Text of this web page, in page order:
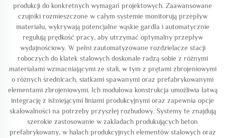
produkcji do konkretnych wymagań projektowych. Zaawansowane
czujniki rozmieszczone w całym systemie monitorują przepływ
materiału, wykrywają potencjalne wąskie gardła i automatycznie
regulują prędkość pracy, aby utrzymać optymalny przepływ
wydajnościowy. W pełni zautomatyzowane rozdzielacze stacji
roboczych do klatek stalowych doskonale radzą sobie z różnymi
materiałami wzmacniającymi ze stali, w tym z prętami zbrojeniowymi
o różnych średnicach, siatkami spawanymi oraz prefabrykowanymi
elementami zbrojeniowymi. Ich modułowa konstrukcja umożliwia łatwą
integrację z istniejącymi liniami produkcyjnymi oraz zapewnia opcje
skalowalności na potrzeby przyszłej rozbudowy. Systemy te znajdują
szerokie zastosowanie w zakładach produkujących beton
prefabrykowany, w halach produkcyjnych elementów stalowych oraz